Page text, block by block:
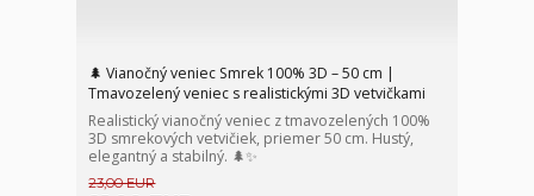
🌲 Vianočný veniec Smrek 100% 3D – 50 cm |
Tmavozelený veniec s realistickými 3D vetvičkami
Realistický vianočný veniec z tmavozelených 100%
3D smrekových vetvičiek, priemer 50 cm. Hustý,
elegantný a stabilný. 🌲✨
23,00 EUR